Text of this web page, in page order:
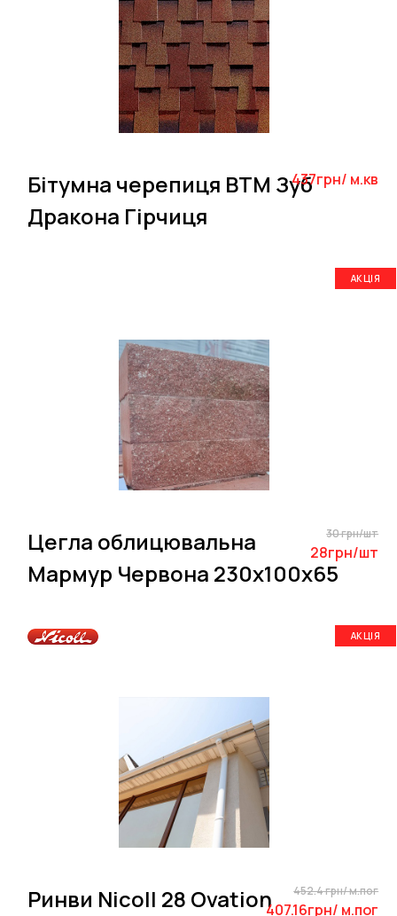
Бітумна черепиця BTM Зуб
Дракона Гірчиця
437грн/ м.кв
АКЦІЯ
Цегла облицювальна
Мармур Червона 230х100х65
30 грн/шт
28грн/шт
АКЦІЯ
Ринви Nicoll 28 Ovation
452.4 грн/ м.пог
407.16грн/ м.пог